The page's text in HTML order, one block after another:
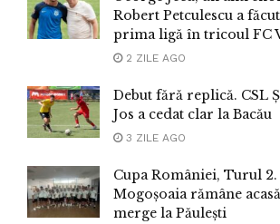
Robert Petculescu a
prima ligă în tricoul FC
2 ZILE AGO
Debut fără replică. CSL
Jos a cedat clar la Bacău
3 ZILE AGO
Cupa României, Turul
Mogoșoaia rămâne
merge la Păulești